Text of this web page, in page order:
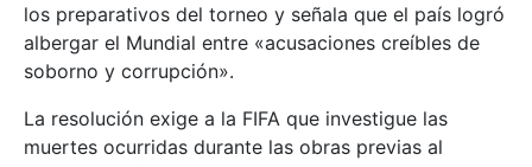
los preparativos del torneo y señala que el país logró
albergar el Mundial entre «acusaciones creíbles de
soborno y corrupción».
La resolución exige a la FIFA que investigue las
muertes ocurridas durante las obras previas al